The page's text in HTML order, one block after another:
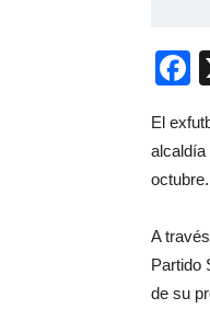
El
alcaldía
octubre.
A
Partido
de su